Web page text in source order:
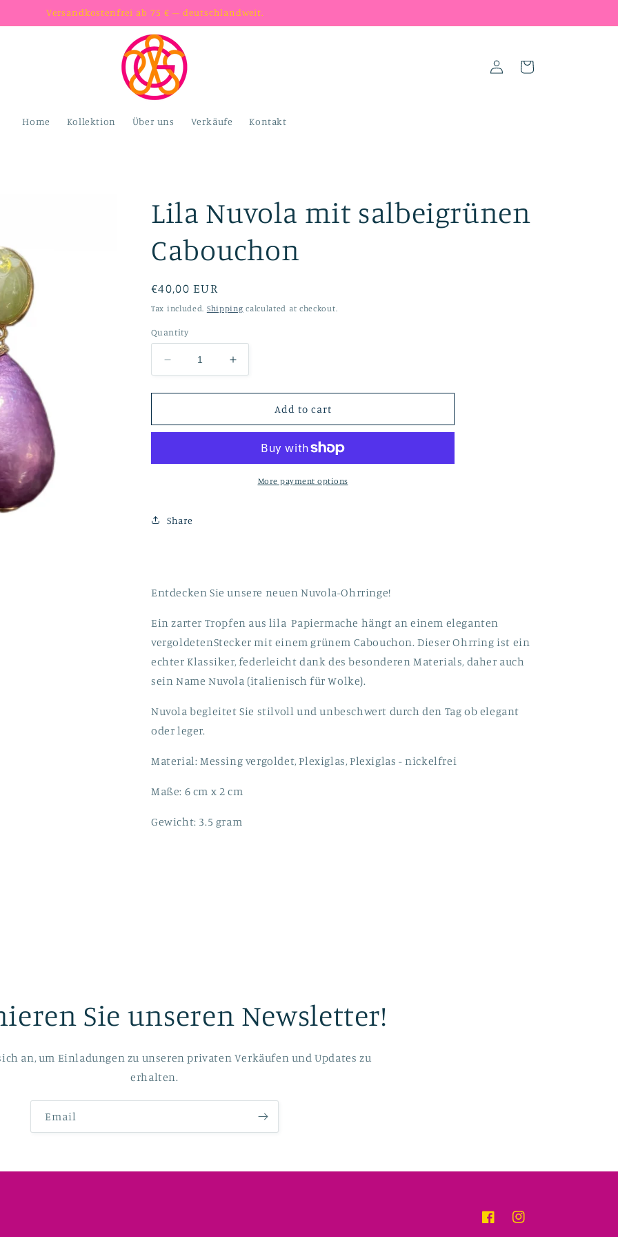
Versandkostenfrei ab 75 € – deutschlandweit.
Home Kollektion Über uns Verkäufe Kontakt
Log
in
Cart
Lila Nuvola mit salbeigrünen
Cabouchon
Regular
price
€40,00 EUR
Tax included. Shipping calculated at checkout.
Quantity
Decrease
quantity
for
Nuvola
Cabouchon
Increase
quantity
for
Nuvola
salbeigrünen
Cabouchon
Add to cart
More payment options
Share
Entdecken Sie unsere neuen Nuvola-Ohrringe!
Ein zarter Tropfen aus lila Papiermache hängt an einem eleganten
vergoldetenStecker mit einem grünem Cabouchon. Dieser Ohrring ist ein
echter Klassiker, federleicht dank des besonderen Materials, daher auch
sein Name Nuvola (italienisch für Wolke).
Nuvola begleitet Sie stilvoll und unbeschwert durch den Tag ob elegant
oder leger.
Material: Messing vergoldet, Plexiglas, Plexiglas - nickelfrei
Maße: 6 cm x 2 cm
Gewicht: 3.5 gram
Sie unseren Newsletter!
an, um Einladungen zu unseren privaten Verkäufen und Updates zu
erhalten.
Email
FacebookInstagram